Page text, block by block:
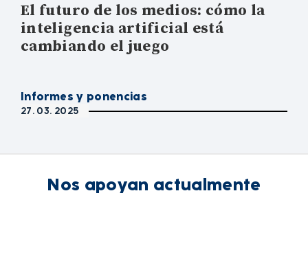
El futuro de los medios: cómo la
inteligencia artificial está
cambiando el juego
Informes y ponencias
27. 03. 2025
Nos apoyan actualmente